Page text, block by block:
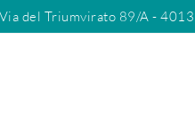
del Triumvirato 89/A -